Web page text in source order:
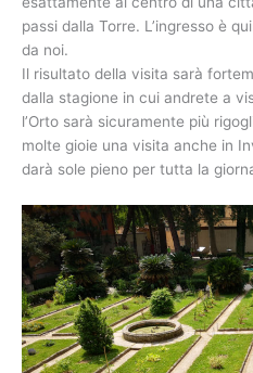
passi dalla Torre. L’ingresso è
da noi.
Il risultato della visita sarà
dalla stagione in cui andrete a
l’Orto sarà sicuramente più
molte gioie una visita anche in
darà sole pieno per tutta la